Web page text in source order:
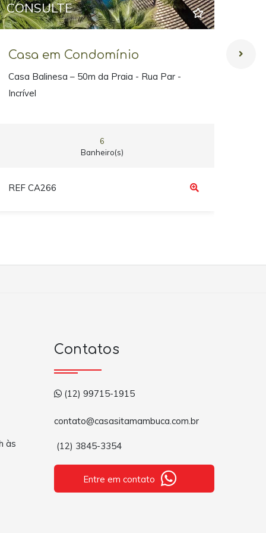
CONSULTE
Casa em Condomínio
Casa Balinesa – 50m da Praia - Rua Par -
Incrível
6
Banheiro(s)
REF CA266
às
Contatos
(12) 99715-1915
contato@casasitamambuca.com.br
(12) 3845-3354
Entre em contato